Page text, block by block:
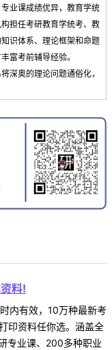
业课成绩优异，教育学统
担任考研教育学统考、教
识体系、理论框架和命题
富考前辅导经验。
深奥的理论问题通俗化，
料!
内有效，10万种最新考
印资料任你选。涵盖全
专业课、200多种职业